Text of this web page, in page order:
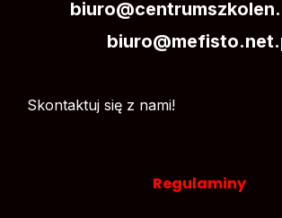
Skontaktuj się z nami!
Regulaminy